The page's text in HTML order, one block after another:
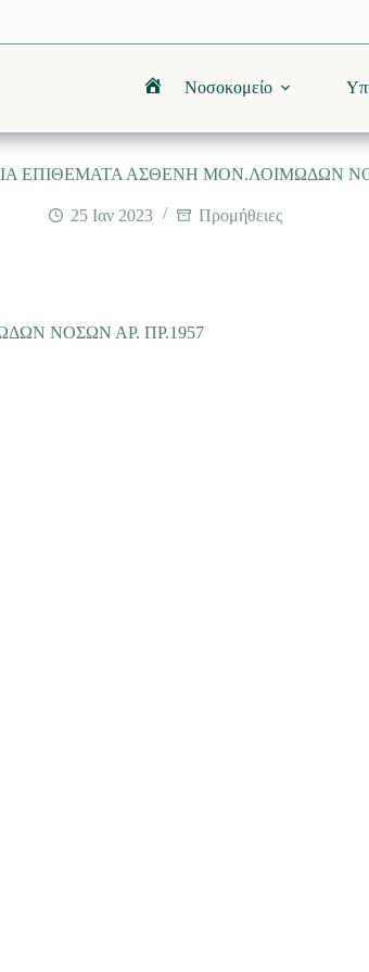
ΑρχικήΝοσοκομείο
ΕΠΙΘΕΜΑΤΑ ΑΣΘΕΝΗ ΜΟΝ.ΛΟΙΜΩΔΩΝ
25 Ιαν 2023 Προμήθειες
ΝΟΣΩΝ ΑΡ. ΠΡ.1957